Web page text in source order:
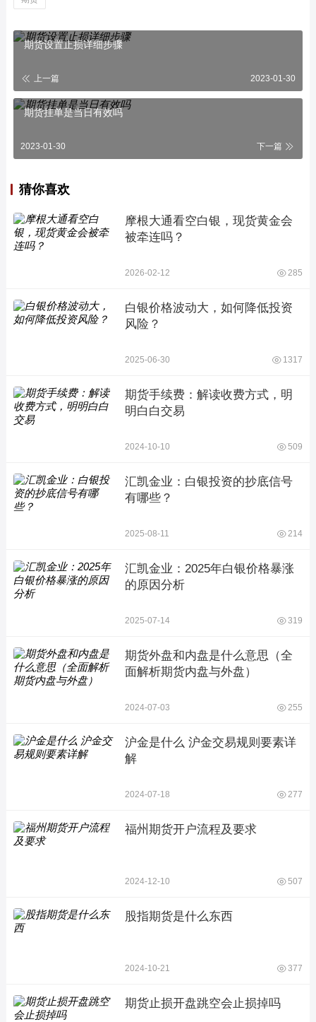
期货设置止损详细步骤
上一篇 2023-01-30
期货挂单是当日有效吗
2023-01-30 下一篇
猜你喜欢
摩根大通看空白银，现货黄金会
被牵连吗？
2026-02-12 285
白银价格波动大，如何降低投资
风险？
2025-06-30 1317
期货手续费：解读收费方式，明
明白白交易
2024-10-10 509
汇凯金业：白银投资的抄底信号
有哪些？
2025-08-11 214
汇凯金业：2025年白银价格暴涨
的原因分析
2025-07-14 319
期货外盘和内盘是什么意思（全
面解析期货内盘与外盘）
2024-07-03 255
沪金是什么 沪金交易规则要素详
解
2024-07-18 277
福州期货开户流程及要求
2024-12-10 507
股指期货是什么东西
2024-10-21 377
期货止损开盘跳空会止损掉吗